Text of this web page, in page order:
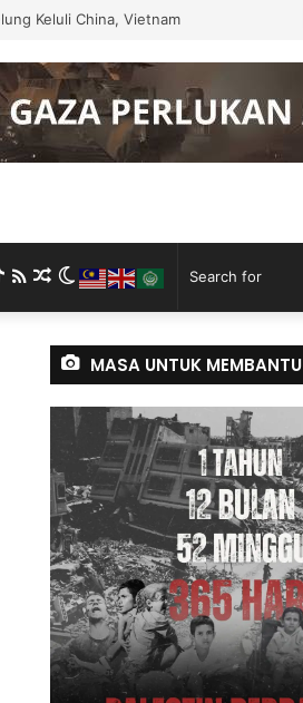
Keluli China, Vietnam
Switch
skin
Random
Article
RSS
TikTok
MASA UNTUK MEMBANTU